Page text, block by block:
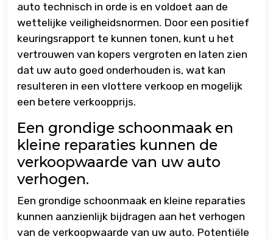
auto technisch in orde is en voldoet aan de
wettelijke veiligheidsnormen. Door een positief
keuringsrapport te kunnen tonen, kunt u het
vertrouwen van kopers vergroten en laten zien
dat uw auto goed onderhouden is, wat kan
resulteren in een vlottere verkoop en mogelijk
een betere verkoopprijs.
Een grondige schoonmaak en
kleine reparaties kunnen de
verkoopwaarde van uw auto
verhogen.
Een grondige schoonmaak en kleine reparaties
kunnen aanzienlijk bijdragen aan het verhogen
van de verkoopwaarde van uw auto. Potentiële